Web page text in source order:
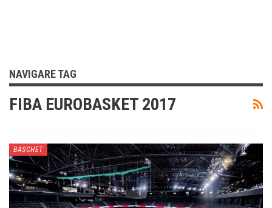
NAVIGARE TAG
FIBA EUROBASKET 2017
BASCHET